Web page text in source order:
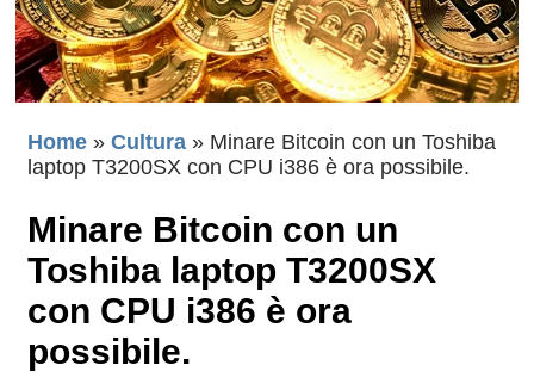
Home » Cultura » Minare Bitcoin con un Toshiba
laptop T3200SX con CPU i386 è ora possibile.
Minare Bitcoin con un
Toshiba laptop T3200SX
con CPU i386 è ora
possibile.